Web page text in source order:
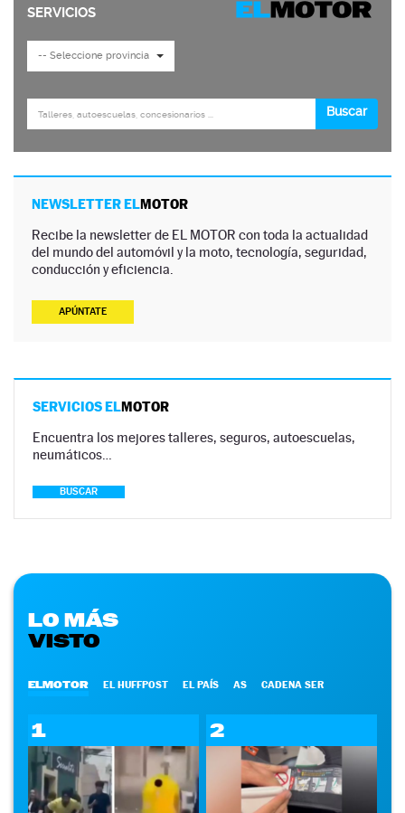
NEWSLETTER ELMOTOR
Recibe la newsletter de EL MOTOR con toda la actualidad
del mundo del automóvil y la moto, tecnología, seguridad,
conducción y eficiencia.
APÚNTATE
SERVICIOS ELMOTOR
Encuentra los mejores talleres, seguros, autoescuelas,
neumáticos…
BUSCAR
LO MÁS
VISTO
ELMOTOR EL HUFFPOST EL PAÍS AS CADENA SER
1 2